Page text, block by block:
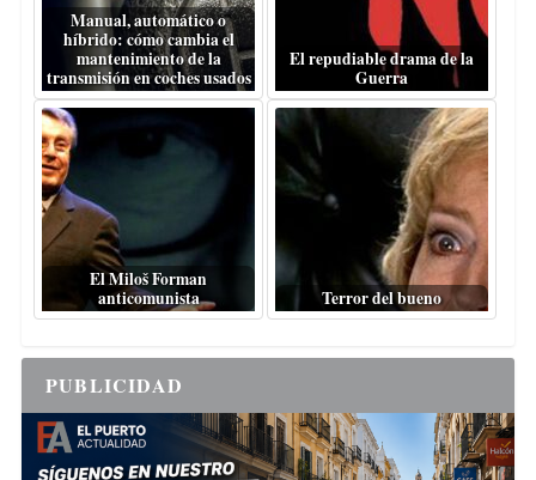
Manual, automático o
híbrido: cómo cambia el
mantenimiento de la
transmisión en coches usados
El repudiable drama de la
Guerra
El Miloš Forman
anticomunista
Terror del bueno
PUBLICIDAD